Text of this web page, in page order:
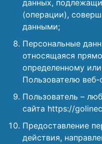
данных,
(операции),
данными;
Персональные
относящаяся
определенному
Пользователю
Пользователь –
сайта https://
Предоставление
действия,